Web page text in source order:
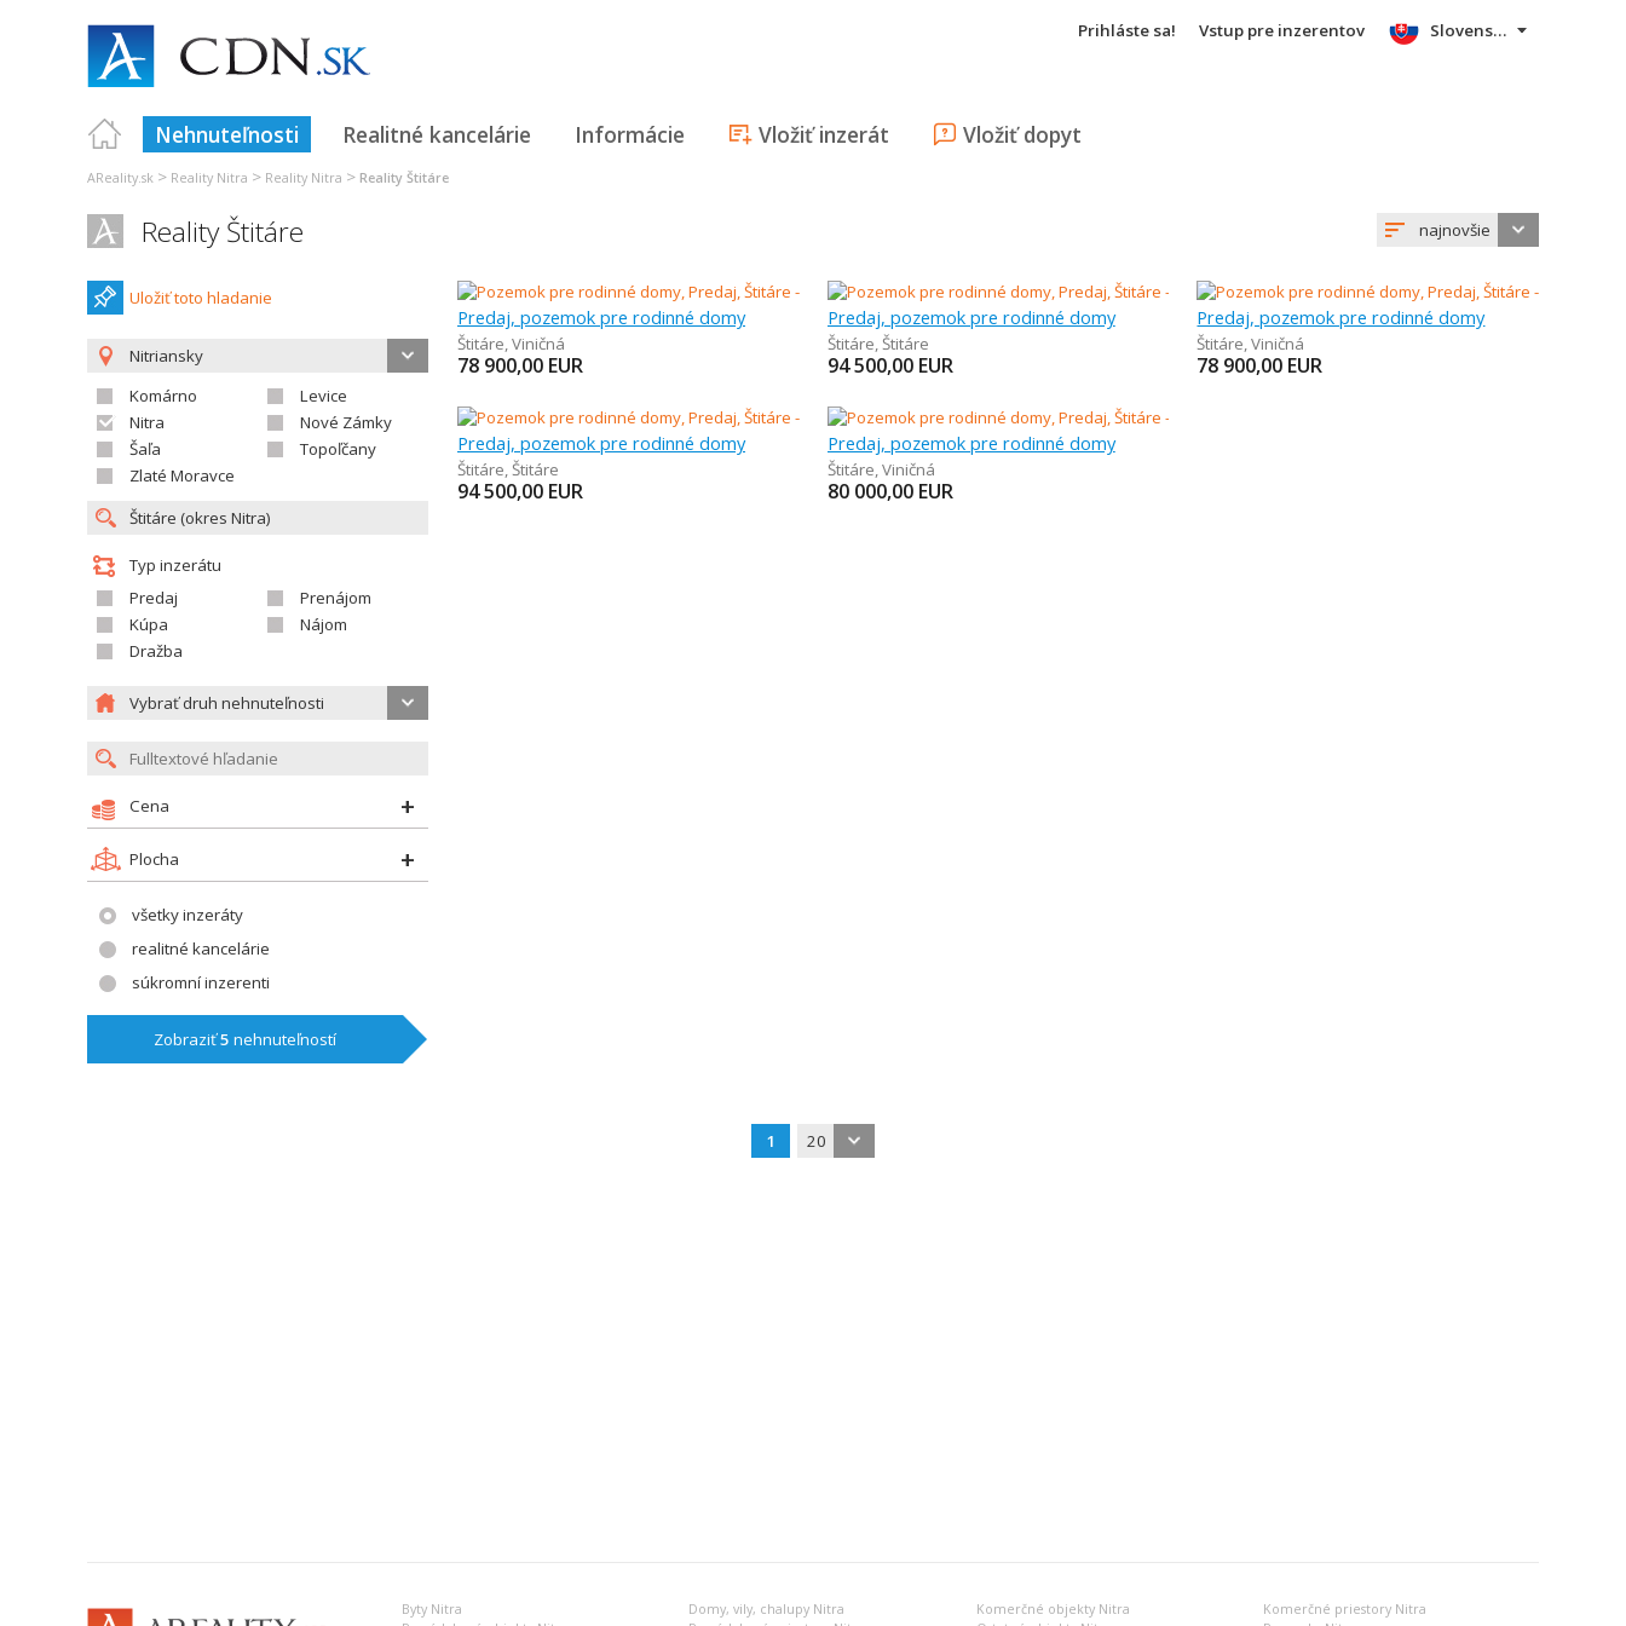
Prihláste sa! Vstup pre inzerentov
Nehnuteľnosti Realitné kancelárie Informácie Vložiť inzerát Vložiť dopyt
Slovensky
AReality.sk > Reality Nitra > Reality Nitra > Reality Štitáre
Reality Štitáre najnovšie
Uložiť toto hladanie
Nitriansky
Komárno
Levice
Nitra
Nové Zámky
Šaľa
Topoľčany
Zlaté Moravce
Typ inzerátu
Predaj
Prenájom
Kúpa
Nájom
Dražba
Vybrať druh nehnuteľnosti
Cena
Plocha
všetky inzeráty
realitné kancelárie
súkromní inzerenti
Zobraziť5 nehnuteľností
Predaj, pozemok pre rodinné domy
Štitáre,Viničná
78 900,00 EUR
Predaj, pozemok pre rodinné domy
Štitáre,Štitáre
94 500,00 EUR
Predaj, pozemok pre rodinné domy
Štitáre,Viničná
78 900,00 EUR
Predaj, pozemok pre rodinné domy
Štitáre,Štitáre
94 500,00 EUR
Predaj, pozemok pre rodinné domy
Štitáre,Viničná
80 000,00 EUR
1 20
Byty Nitra Domy, vily, chalupy Nitra Komerčné objekty Nitra
Komerčné priestory Nitra